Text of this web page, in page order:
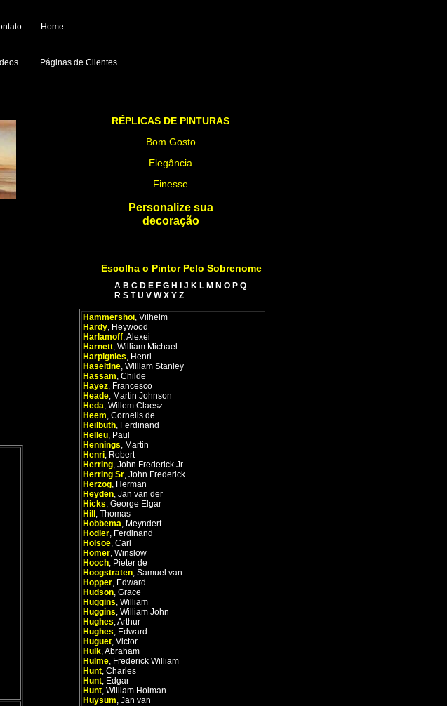
Páginas de Clientes
Home
RÉPLICAS DE PINTURAS
Bom Gosto
Elegância
Finesse
Personalize sua
decoração
Escolha o Pintor Pelo Sobrenome
A B C D E F G H J K L M N O P Q
R S T U V W X Y Z
Hammershoi, Vilhelm
Hardy, Heywood
Harlamoff,Alexei
Harnett, William Michael
Harpignies, Henri
Haseltine, William Stanley
Hassam, Childe
Hayez, Francesco
Heade, Martin Johnson
Heda, Willem Claesz
Heem, Cornelis de
Heilbuth, Ferdinand
Helleu, Paul
Hennings, Martin
Henri, Robert
Herring, John Frederick Jr
Herring Sr, John Frederick
Herzog, Herman
Heyden, Jan van der
Hicks, George Elgar
Hill , Thomas
Hobbema, Meyndert
Hodler, Ferdinand
Holsoe, Carl
Homer, Winslow
Hooch, Pieter de
Hoogstraten, Samuel van
Hopper, Edward
Hudson, Grace
Huggins, William
Huggins, William John
Hughes,Arthur
Hughes, Edward
Huguet, Victor
Hulk,Abraham
Hulme, Frederick William
Hunt, Charles
Hunt, Edgar
Hunt, William Holman
Huysum, Jan van